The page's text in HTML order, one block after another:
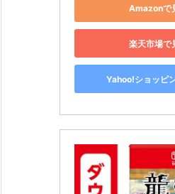
Amazonで
楽天市場で
Yahoo!ショッピ